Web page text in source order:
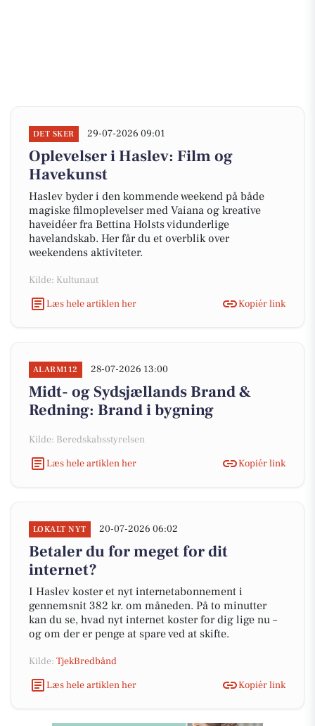
DET SKER 29-07-2026 09:01
Oplevelser i Haslev: Film og
Havekunst
Haslev byder i den kommende weekend på både
magiske filmoplevelser med Vaiana og kreative
haveidéer fra Bettina Holsts vidunderlige
havelandskab. Her får du et overblik over
weekendens aktiviteter.
Kilde: Kultunaut
Læs hele artiklen her
Kopiér link
ALARM112 28-07-2026 13:00
Midt- og Sydsjællands Brand &
Redning: Brand i bygning
Kilde: Beredskabsstyrelsen
Læs hele artiklen her
Kopiér link
LOKALT NYT 20-07-2026 06:02
Betaler du for meget for dit
internet?
I Haslev koster et nyt internetabonnement i
gennemsnit 382 kr. om måneden. På to minutter
kan du se, hvad nyt internet koster for dig lige nu –
og om der er penge at spare ved at skifte.
Kilde: TjekBredbånd
Læs hele artiklen her
Kopiér link